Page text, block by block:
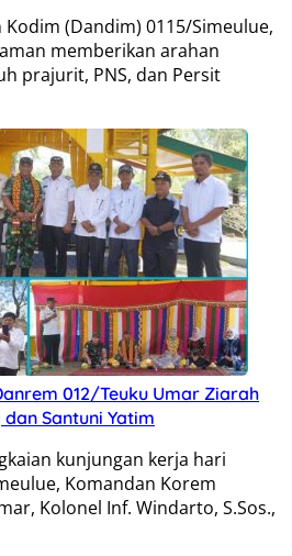
Kodim (Dandim) 0115/Simeulue,
memberikan arahan
prajurit, PNS, dan Persit
012/Teuku Umar Ziarah
Santuni Yatim
kunjungan kerja hari
Komandan Korem
Kolonel Inf. Windarto, S.Sos.,